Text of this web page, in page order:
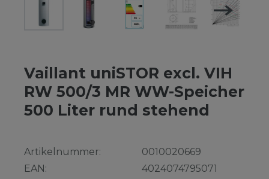
Vaillant uniSTOR excl. VIH
RW 500/3 MR WW-Speicher
500 Liter rund stehend
Artikelnummer:
EAN:
0010020669
4024074795071